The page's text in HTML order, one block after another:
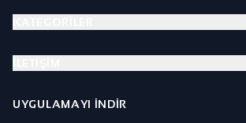
UYGULAMAYI İNDIR